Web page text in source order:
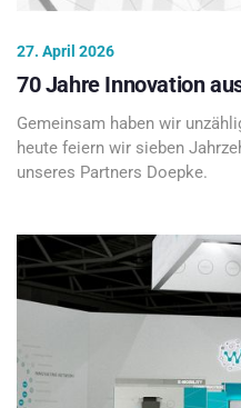
27. April 2026
70 Jahre Innovation
Gemeinsam haben wir
heute feiern wir sieben
unseres Partners Doepke.